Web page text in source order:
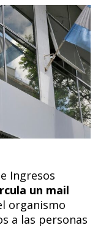
Ingresos
un mail
organismo
a las personas